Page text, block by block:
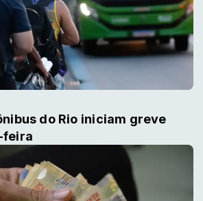
do Rio iniciam greve
feira